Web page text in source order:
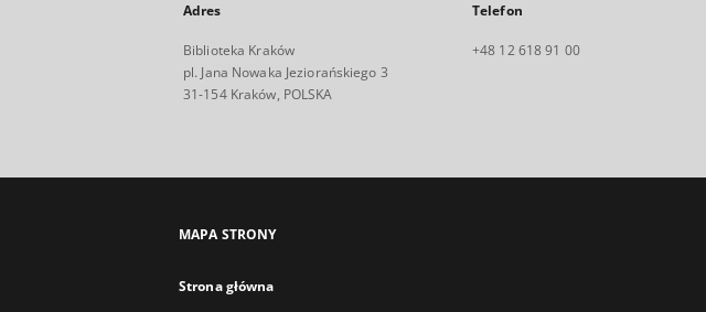
Adres
Biblioteka Kraków
pl. Jana Nowaka Jeziorańskiego 3
31-154 Kraków, POLSKA
Telefon
+48 12 618 91 00
MAPA STRONY
Strona główna